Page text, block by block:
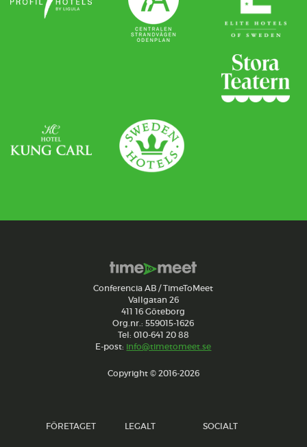
Conferencia AB / TimeToMeet
Vallgatan 26
411 16 Göteborg
Org.nr.: 559015-1626
Tel: 010-641 20 88
E-post: info@timetomeet.se
Copyright © 2016-2026
FÖRETAGET LEGALT SOCIALT